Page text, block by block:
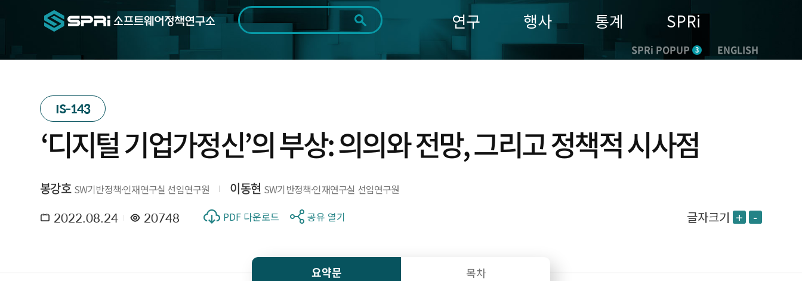
기간 전체 1일 1주 1개월 3개월 1년
일
연구 행사 통계 SPRi
SPRi POPUP 3 ENGLISH
IS-143
‘디지털 기업가정신’의 부상: 의의와 전망, 그리고 정책적 시사점
봉강호 SW기반정책·인재연구실 선임연구원 이동현 SW기반정책·인재연구실 선임연구원
2022.08.24 20748 PDF 다운로드 공유 열기 글자크기 + -
요약문 목차